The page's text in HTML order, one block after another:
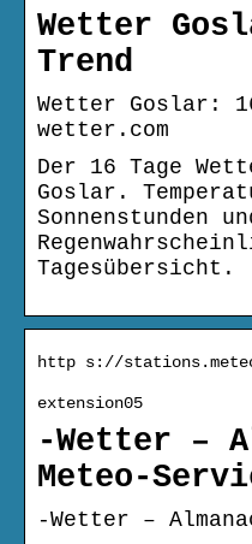
Wetter
Trend
Wetter Goslar:
wetter.com
Der 16 Tage
Goslar.
Sonnenstunden
Tagesübersicht.
http s://
extension05
-Wetter –
Meteo-
-Wetter –